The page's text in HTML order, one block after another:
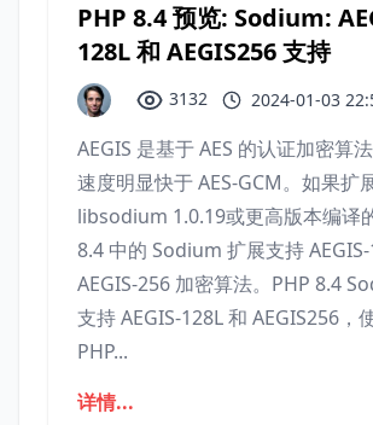
PHP 8.4 预览: Sodium:
128L 和 AEGIS256 支持
3132 2024-01-03
AEGIS 是基于 AES 的认证加密算
速度明显快于 AES-GCM。如果扩
libsodium 1.0.19或更高版本编译
8.4 中的 Sodium 扩展支持
AEGIS-256 加密算法。PHP 8.4
支持 AEGIS-128L 和 AEGIS256，
PHP...
详情...